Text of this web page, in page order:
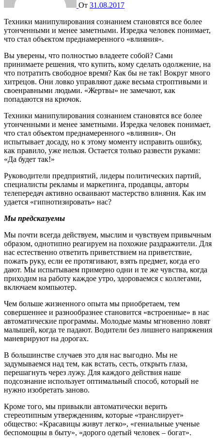
От 31.08.2017
Техники манипулирования сознанием становятся все более
утонченными и менее заметными. Изредка человек понимает,
что стал объектом преднамеренного «влияния».
Вы уверены, что полностью владеете собой? Сами
принимаете решения, что купить, кому сделать одолжение, на
что потратить свободное время? Как бы не так! Вокруг много
хитрецов. Они ловко управляют даже весьма строптивыми и
своенравными людьми. «Жертвы» не замечают, как
попадаются на крючок.
Техники манипулирования сознанием становятся все более
утонченными и менее заметными. Изредка человек понимает,
что стал объектом преднамеренного «влияния». Он
испытывает досаду, но к этому моменту исправить ошибку,
как правило, уже нельзя. Остается только развести руками:
«Да будет так!»
Руководители предприятий, лидеры политических партий,
специалисты рекламы и маркетинга, продавцы, авторы
телепередач активно осваивают мастерство влияния. Как им
удается «гипнотизировать» нас?
Мы предсказуемы
Мы почти всегда действуем, мыслим и чувствуем привычным
образом, однотипно реагируем на похожие раздражители. Для
нас естественно ответить приветствием на приветствие,
пожать руку, если ее протягивают, взять предмет, когда его
дают. Мы испытываем примерно одни и те же чувства, когда
приходим на работу каждое утро, здороваемся с коллегами,
включаем компьютер.
Чем больше жизненного опыта мы приобретаем, тем
совершеннее и разнообразнее становится «встроенные» в нас
автоматические программы. Молодые мамы мгновенно ловят
малышей, когда те падают. Водители без лишнего напряжения
маневрируют на дорогах.
В большинстве случаев это для нас выгодно. Мы не
задумываемся над тем, как встать, сесть, открыть глаза,
перешагнуть через лужу. Для каждого действия наше
подсознание использует оптимальный способ, который не
нужно изобретать заново.
Кроме того, мы привыкли автоматически верить
стереотипным утверждениям, которые «транслирует»
общество: «Красавицы живут легко», «гениальные ученые
беспомощны в быту», «дорого одетый человек – богат».